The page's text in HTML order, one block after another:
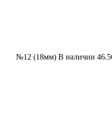
№12 (18мм) В наличии